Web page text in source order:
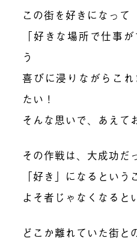
この街を好きになって
「好きな場所で仕事
う
喜びに浸りながらこ
たい！
そんな思いで、あえて
その作戦は、大成功だ
「好き」になるという
よそ者じゃなくなると
どこか離れていた街と